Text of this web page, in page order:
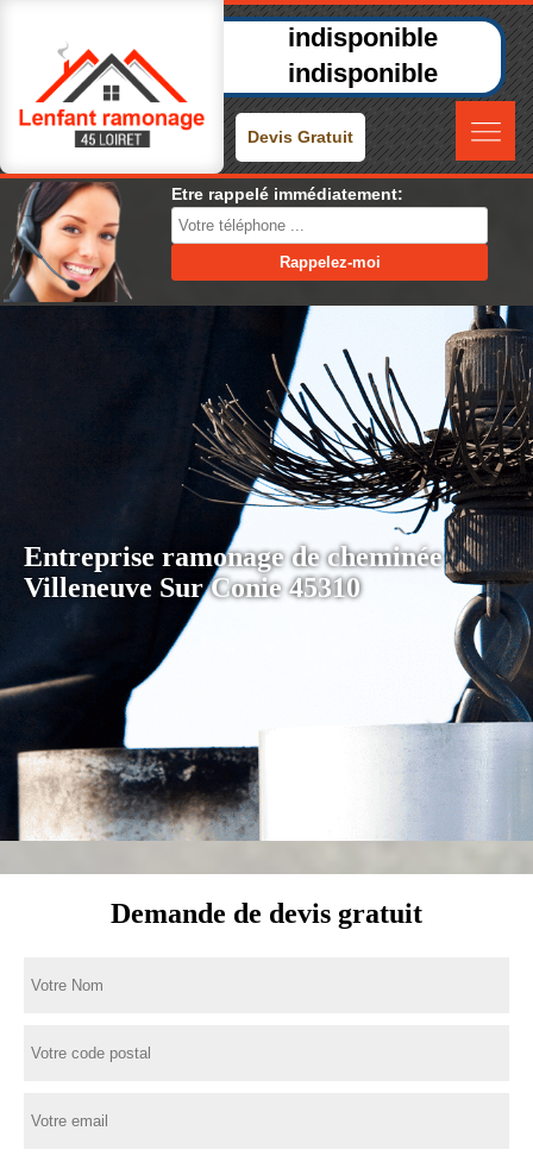
indisponible
indisponible
Devis Gratuit
Etre rappelé immédiatement:
Entreprise ramonage de cheminée
Villeneuve Sur Conie 45310
Demande de devis gratuit